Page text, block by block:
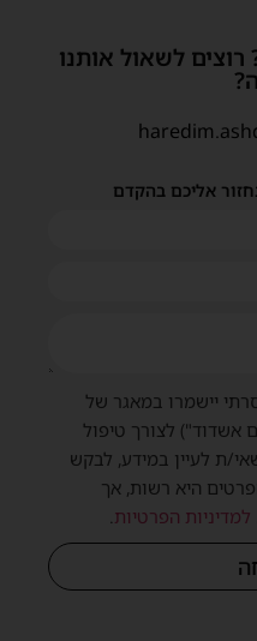
רוצים לשאול אותנו
אליכם בהקדם
יישמרו במאגר של
לצורך טיפול
ת לעיין במידע, לבקש
היא רשות, אך
למדיניות הפרטיות.